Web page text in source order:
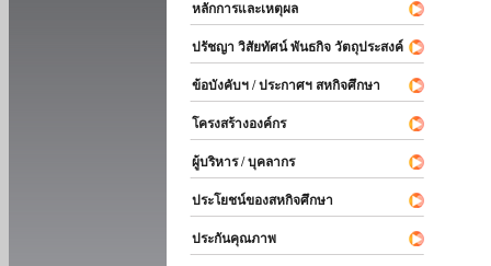
หลักการและเหตุผล
ปรัชญา วิสัยทัศน์ พันธกิจ วัตถุประสงค์
ข้อบังคับฯ / ประกาศฯ สหกิจศึกษา
โครงสร้างองค์กร
ผู้บริหาร / บุคลากร
ประโยชน์ของสหกิจศึกษา
ประกันคุณภาพ